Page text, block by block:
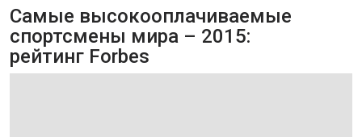
Самые высокооплачиваемые
спортсмены мира – 2015:
рейтинг Forbes